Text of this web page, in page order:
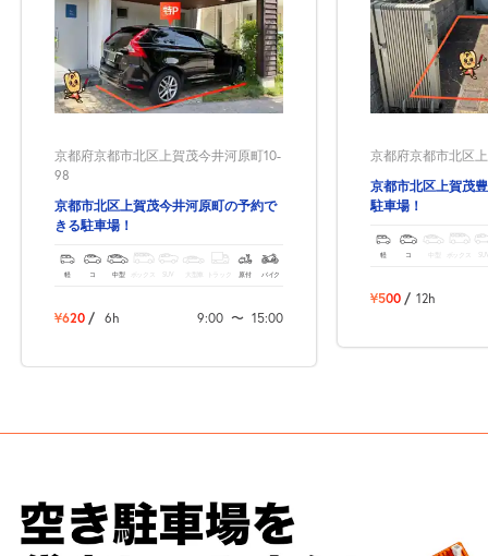
京都府京都市北区上賀茂今井河原町10-
98
京都市北区上賀茂今井河原町の予約で
きる駐車場！
軽 コ 中型 ボックス SUV 大型車 トラック 原付 バイク
¥620 / 6h 9:00 〜 15:00
京都府京都市北区
京都市北区上賀茂
駐車場！
軽 コ 中型 ボックス
¥500 / 12h